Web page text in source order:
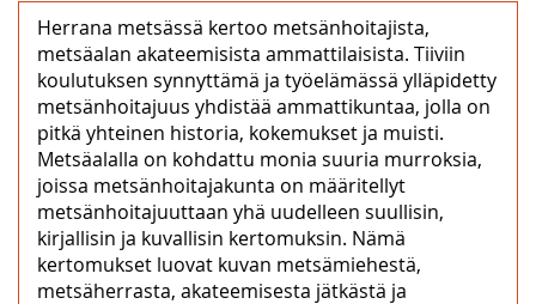
Herrana metsässä kertoo metsänhoitajista,
metsäalan akateemisista ammattilaisista. Tiiviin
koulutuksen synnyttämä ja työelämässä ylläpidetty
metsänhoitajuus yhdistää ammattikuntaa, jolla on
pitkä yhteinen historia, kokemukset ja muisti.
Metsäalalla on kohdattu monia suuria murroksia,
joissa metsänhoitajakunta on määritellyt
metsänhoitajuuttaan yhä uudelleen suullisin,
kirjallisin ja kuvallisin kertomuksin. Nämä
kertomukset luovat kuvan metsämiehestä,
metsäherrasta, akateemisesta jätkästä ja